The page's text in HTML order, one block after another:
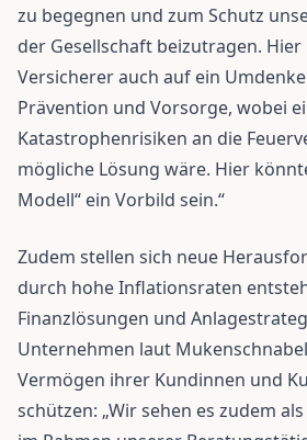
zu begegnen und zum Schutz
der Gesellschaft beizutragen.
Versicherer auch auf ein
Prävention und Vorsorge, wobei
Katastrophenrisiken an die
mögliche Lösung wäre. Hier
Modell“ ein Vorbild sein.“
Zudem stellen sich neue
durch hohe Inflationsraten
Finanzlösungen und
Unternehmen laut
Vermögen ihrer Kundinnen und
schützen: „Wir sehen es zudem